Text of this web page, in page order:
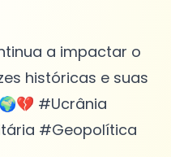
a impactar o
históricas e suas
#Ucrânia
#Geopolítica